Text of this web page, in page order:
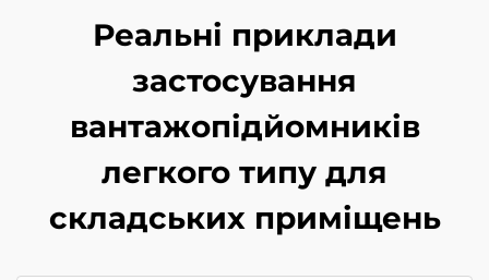
Реальні приклади
застосування
вантажопідйомників
легкого типу для
складських приміщень